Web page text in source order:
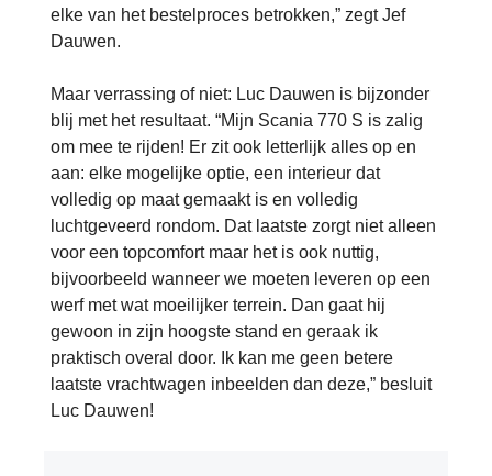
elke van het bestelproces betrokken,” zegt Jef
Dauwen.
Maar verrassing of niet: Luc Dauwen is bijzonder
blij met het resultaat. “Mijn Scania 770 S is zalig
om mee te rijden! Er zit ook letterlijk alles op en
aan: elke mogelijke optie, een interieur dat
volledig op maat gemaakt is en volledig
luchtgeveerd rondom. Dat laatste zorgt niet alleen
voor een topcomfort maar het is ook nuttig,
bijvoorbeeld wanneer we moeten leveren op een
werf met wat moeilijker terrein. Dan gaat hij
gewoon in zijn hoogste stand en geraak ik
praktisch overal door. Ik kan me geen betere
laatste vrachtwagen inbeelden dan deze,” besluit
Luc Dauwen!